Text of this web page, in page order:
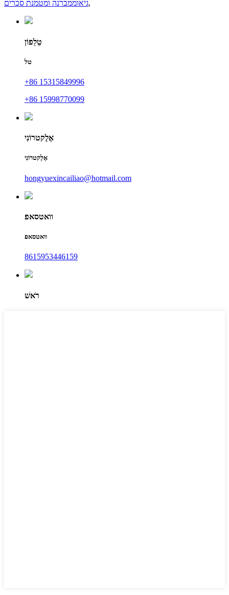
גיאוממברנה ומטמנת סכרים,
טֵלֵפוֹן
טל
+86 15315849996
+86 15998770099
אֶלֶקטרוֹנִי
אֶלֶקטרוֹנִי
hongyuexincailiao@hotmail.com
וואטסאפ
וואטסאפ
8615953446159
רֹאשׁ